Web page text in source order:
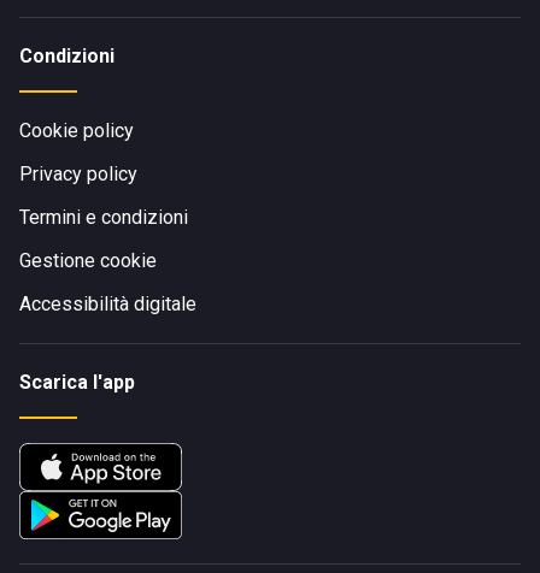
Condizioni
Cookie policy
Privacy policy
Termini e condizioni
Gestione cookie
Accessibilità digitale
Scarica l'app